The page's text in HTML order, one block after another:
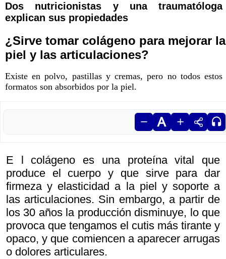
Dos nutricionistas y una traumatóloga
explican sus propiedades
¿Sirve tomar colágeno para mejorar la
piel y las articulaciones?
Existe en polvo, pastillas y cremas, pero no todos estos
formatos son absorbidos por la piel.
E l colágeno es una proteína vital que
produce el cuerpo y que sirve para dar
firmeza y elasticidad a la piel y soporte a
las articulaciones. Sin embargo, a partir de
los 30 años la producción disminuye, lo que
provoca que tengamos el cutis más tirante y
opaco, y que comiencen a aparecer arrugas
o dolores articulares.